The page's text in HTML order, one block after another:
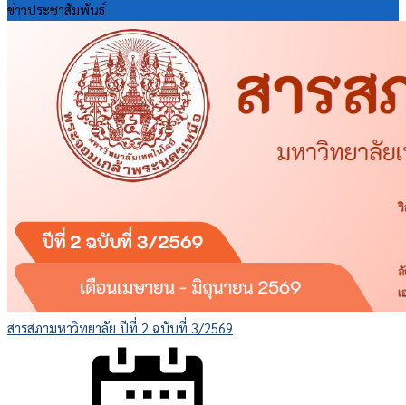
ข่าวประชาสัมพันธ์
สารสภามหาวิทยาลัย ปีที่ 2 ฉบับที่ 3/2569